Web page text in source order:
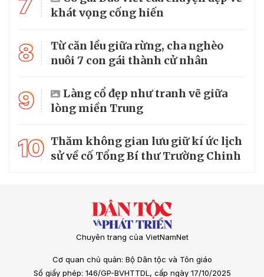
khát vọng cống hiến
8
Từ căn lều giữa rừng, cha nghèo
nuôi 7 con gái thành cử nhân
9
Làng cổ đẹp như tranh vẽ giữa
lòng miền Trung
10 Thăm không gian lưu giữ kí ức lịch
sử về cố Tổng Bí thư Trường Chinh
Chuyên trang của VietNamNet
Cơ quan chủ quản: Bộ Dân tộc và Tôn giáo
Số giấy phép: 146/GP-BVHTTDL, cấp ngày 17/10/2025